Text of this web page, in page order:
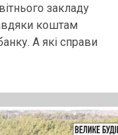
закладу
коштам
А які справи